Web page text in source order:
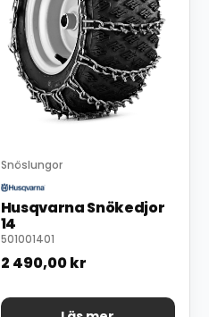
Snöslungor
Husqvarna Snökedjor
14
501001401
2 490,00kr